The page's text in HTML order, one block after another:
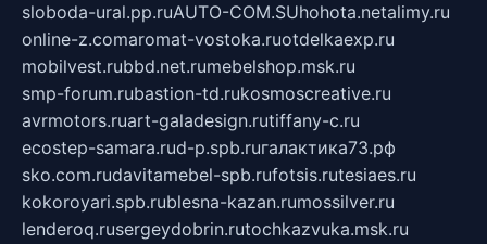
sloboda-ural.pp.ruAUTO-COM.SUhohota.netalimy.ru
online-z.comaromat-vostoka.ruotdelkaexp.ru
mobilvest.rubbd.net.rumebelshop.msk.ru
smp-forum.rubastion-td.rukosmoscreative.ru
avrmotors.ruart-galadesign.rutiffany-c.ru
ecostep-samara.rud-p.spb.ruгалактика73.рф
sko.com.rudavitamebel-spb.rufotsis.rutesiaes.ru
kokoroyari.spb.rublesna-kazan.rumossilver.ru
lenderoq.rusergeydobrin.rutochkazvuka.msk.ru